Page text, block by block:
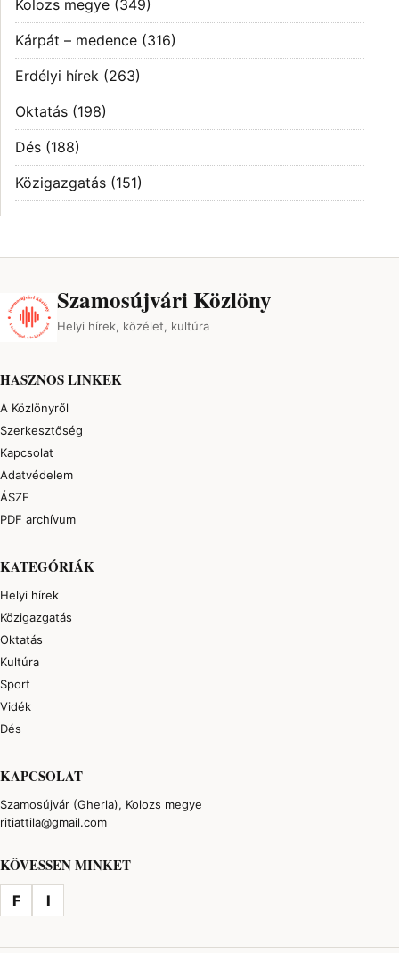
Kolozs megye (349)
Kárpát – medence (316)
Erdélyi hírek (263)
Oktatás (198)
Dés (188)
Közigazgatás (151)
Szamosújvári Közlöny
Helyi hírek, közélet, kultúra
HASZNOS LINKEK
A Közlönyről
Szerkesztőség
Kapcsolat
Adatvédelem
ÁSZF
PDF archívum
KATEGÓRIÁK
Helyi hírek
Közigazgatás
Oktatás
Kultúra
Sport
Vidék
Dés
KAPCSOLAT
Szamosújvár (Gherla), Kolozs megye
ritiattila@gmail.com
KÖVESSEN MINKET
F I